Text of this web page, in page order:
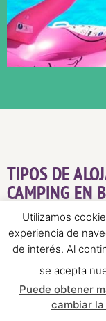
TIPOS DE
CAMPING EN
Utilizamos
experiencia de
de interés. Al
se acepta
Puede obtener
cambiar